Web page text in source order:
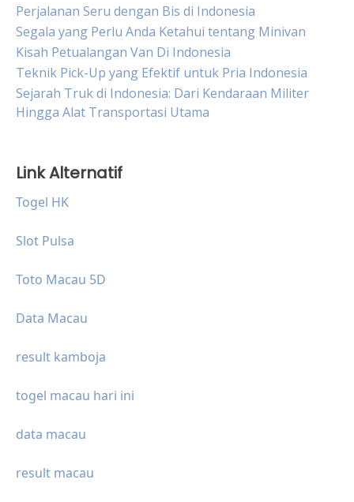
Perjalanan Seru dengan Bis di Indonesia
Segala yang Perlu Anda Ketahui tentang Minivan
Kisah Petualangan Van Di Indonesia
Teknik Pick-Up yang Efektif untuk Pria Indonesia
Sejarah Truk di Indonesia: Dari Kendaraan Militer
Hingga Alat Transportasi Utama
Link Alternatif
Togel HK
Slot Pulsa
Toto Macau 5D
Data Macau
result kamboja
togel macau hari ini
data macau
result macau